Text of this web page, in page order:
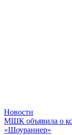
Новости
МШК объявила о
«Шоураннер»